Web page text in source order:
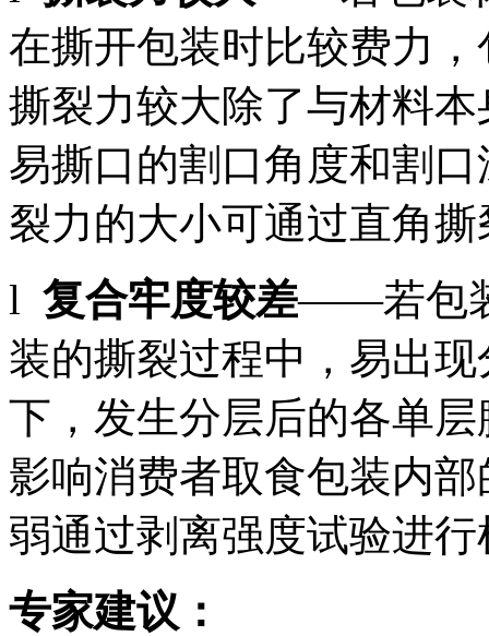
在撕开包装时比较费力
撕裂力较大除了与材料
易撕口的割口角度和割
裂力的大小可通过直角
l 复合牢度较差——若包
装的撕裂过程中，易出
下，发生分层后的各单
影响消费者取食包装内
弱通过剥离强度试验进行
专家建议：